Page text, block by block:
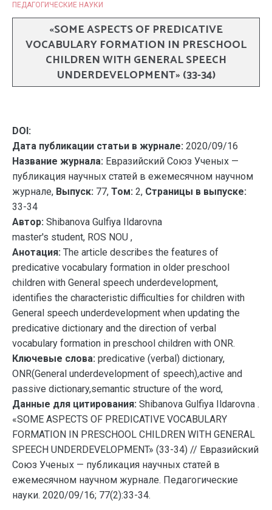
ПЕДАГОГИЧЕСКИЕ НАУКИ
«SOME ASPECTS OF PREDICATIVE
VOCABULARY FORMATION IN PRESCHOOL
CHILDREN WITH GENERAL SPEECH
UNDERDEVELOPMENT» (33-34)
DOI:
Дата публикации статьи в журнале: 2020/09/16
Название журнала: Евразийский Союз Ученых —
публикация научных статей в ежемесячном научном
журнале, Выпуск: 77, Том: 2, Страницы в выпуске:
33-34
Автор: Shibanova Gulfiya Ildarovna
master's student, ROS NOU ,
Анотация: The article describes the features of
predicative vocabulary formation in older preschool
children with General speech underdevelopment,
identifies the characteristic difficulties for children with
General speech underdevelopment when updating the
predicative dictionary and the direction of verbal
vocabulary formation in preschool children with ONR.
Ключевые слова: predicative (verbal) dictionary,
ONR(General underdevelopment of speech),active and
passive dictionary,semantic structure of the word,
Данные для цитирования: Shibanova Gulfiya Ildarovna .
«SOME ASPECTS OF PREDICATIVE VOCABULARY
FORMATION IN PRESCHOOL CHILDREN WITH GENERAL
SPEECH UNDERDEVELOPMENT» (33-34) // Евразийский
Союз Ученых — публикация научных статей в
ежемесячном научном журнале. Педагогические
науки. 2020/09/16; 77(2):33-34.